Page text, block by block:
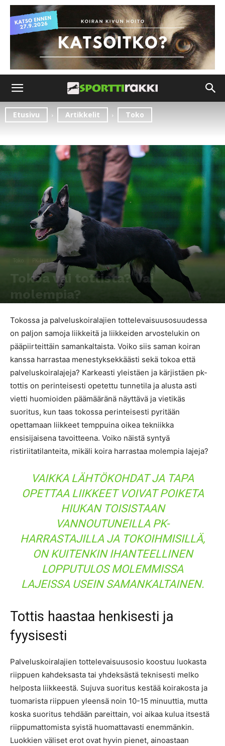
Etusivu Artikkelit Toko
PK-lajit
Tokoa vai tottista? Vai
molempia?
Tokossa ja palveluskoiralajien tottelevaisuusosuudessa
on paljon samoja liikkeitä ja liikkeiden arvostelukin on
pääpiirteittäin samankaltaista. Voiko siis saman koiran
kanssa harrastaa menestyksekkäästi sekä tokoa että
palveluskoiralajeja? Karkeasti yleistäen ja kärjistäen pk-
tottis on perinteisesti opetettu tunnetila ja alusta asti
vietti huomioiden päämääränä näyttävä ja vietikäs
suoritus, kun taas tokossa perinteisesti pyritään
opettamaan liikkeet temppuina oikea tekniikka
ensisijaisena tavoitteena. Voiko näistä syntyä
ristiriitatilanteita, mikäli koira harrastaa molempia lajeja?
VAIKKA LÄHTÖKOHDAT JA TAPA
OPETTAA LIIKKEET VOIVAT POIKETA
HIUKAN TOISISTAAN
VANNOUTUNEILLA PK-
HARRASTAJILLA JA TOKOIHMISILLÄ,
ON KUITENKIN IHANTEELLINEN
LOPPUTULOS MOLEMMISSA
LAJEISSA USEIN SAMANKALTAINEN.
Tottis haastaa henkisesti ja
fyysisesti
Palveluskoiralajien tottelevaisuusosio koostuu luokasta
riippuen kahdeksasta tai yhdeksästä teknisesti melko
helposta liikkeestä. Sujuva suoritus kestää koirakosta ja
tuomarista riippuen yleensä noin 10-15 minuuttia, mutta
koska suoritus tehdään pareittain, voi aikaa kulua itsestä
riippumattomista syistä huomattavasti enemmänkin.
Luokkien väliset erot ovat hyvin pienet, ainoastaan